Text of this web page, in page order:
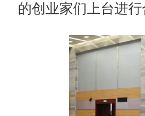
的创业家们上台进行